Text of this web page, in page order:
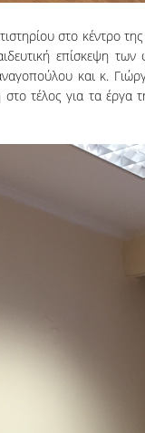
στο κέντρο
επίσκεψη
και κ.
τέλος για τα έργα